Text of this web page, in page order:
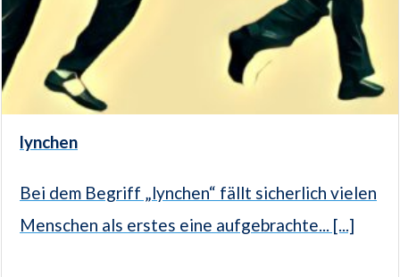
lynchen
Bei dem Begriff „lynchen“ fällt sicherlich vielen
Menschen als erstes eine aufgebrachte... [...]